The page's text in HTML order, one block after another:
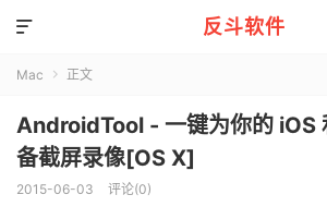
反斗软件

Mac  正文
AndroidTool - 一键为你的 iOS
备截屏录像[OS X]
2015-06-03 评论(0)